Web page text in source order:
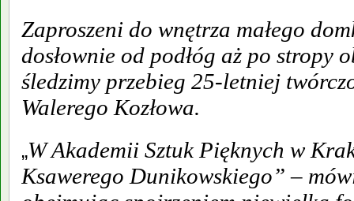
Zaproszeni do wnętrza małego
dosłownie od podłóg aż po stropy
śledzimy przebieg 25-letniej
Walerego Kozłowa.
„W Akademii Sztuk Pięknych w
Ksawerego Dunikowskiego” –